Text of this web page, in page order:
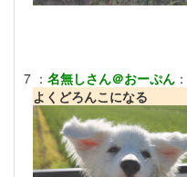
7 ： 名無しさん＠おーぷん ：
よくどろんこになる